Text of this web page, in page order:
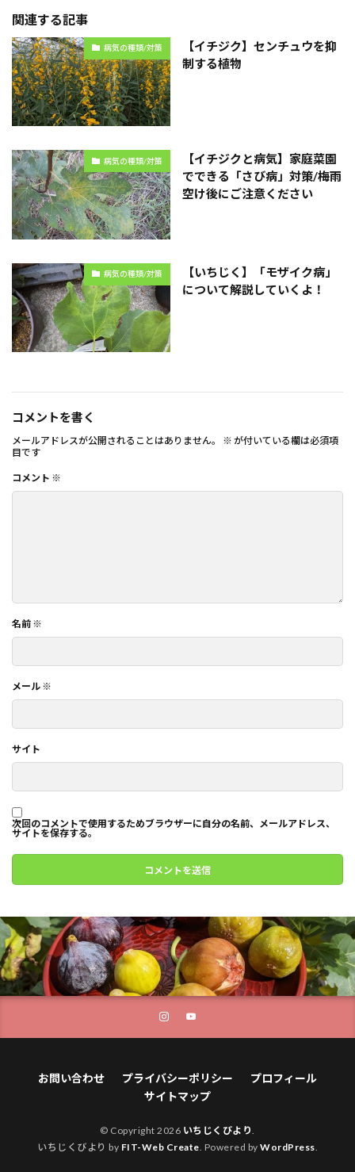
関連する記事
病気の種類/対策
【イチジク】センチュウを抑
制する植物
病気の種類/対策
【イチジクと病気】家庭菜園
でできる「さび病」対策/梅雨
空け後にご注意ください
病気の種類/対策
【いちじく】「モザイク病」
について解説していくよ！
コメントを書く
メールアドレスが公開されることはありません。 ※ が付いている欄は必須項
目です
コメント ※
名前 ※
メール ※
サイト
次回のコメントで使用するためブラウザーに自分の名前、メールアドレス、
サイトを保存する。
お問い合わせ プライバシーポリシー
プロフィール
サイトマップ
© Copyright 2026 いちじくびより.
いちじくびより by FIT-Web Create. Powered by WordPress.